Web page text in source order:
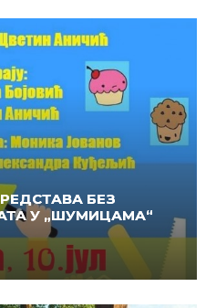
БЕЗ
У „ШУМИЦАМА“